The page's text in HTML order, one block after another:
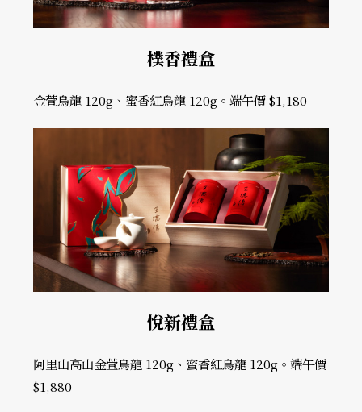
樸香禮盒
金萱烏龍 120g、蜜香紅烏龍 120g。端午價 $1,180
悅新禮盒
阿里山高山金萱烏龍 120g、蜜香紅烏龍 120g。端午價
$1,880